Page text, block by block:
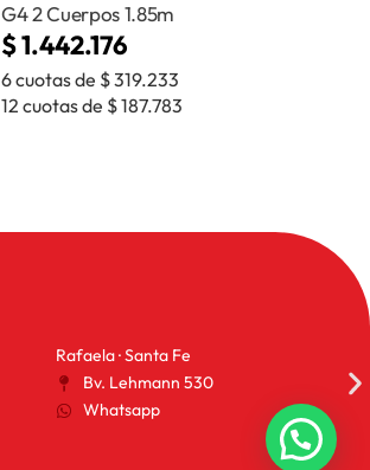
G4 2 Cuerpos 1.85m
$1.442.176
6 cuotas de $319.233
12 cuotas de $187.783
Rafaela · Santa Fe
Bv. Lehmann 530
Whatsapp